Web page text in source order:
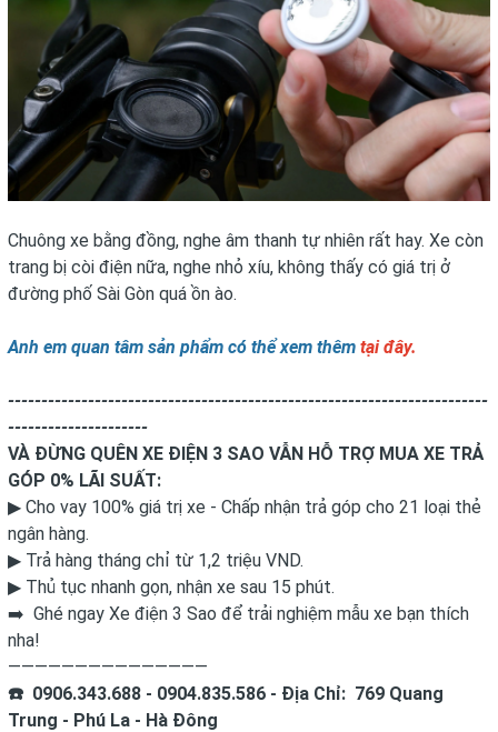
Chuông xe bằng đồng, nghe âm thanh tự nhiên rất hay. Xe còn
trang bị còi điện nữa, nghe nhỏ xíu, không thấy có giá trị ở
đường phố Sài Gòn quá ồn ào.
Anh em quan tâm sản phẩm có thể xem thêm tại đây.
------------------------------------------------------------------------
---------------------
VÀ ĐỪNG QUÊN XE ĐIỆN 3 SAO VẪN HỖ TRỢ MUA XE TRẢ
GÓP 0% LÃI SUẤT:
▶ Cho vay 100% giá trị xe - Chấp nhận trả góp cho 21 loại thẻ
ngân hàng.
▶ Trả hàng tháng chỉ từ 1,2 triệu VND.
▶ Thủ tục nhanh gọn, nhận xe sau 15 phút.
➡️ Ghé ngay Xe điện 3 Sao để trải nghiệm mẫu xe bạn thích
nha!
———————————————
☎️ 0906.343.688 - 0904.835.586 - Địa Chỉ: 769 Quang
Trung - Phú La - Hà Đông